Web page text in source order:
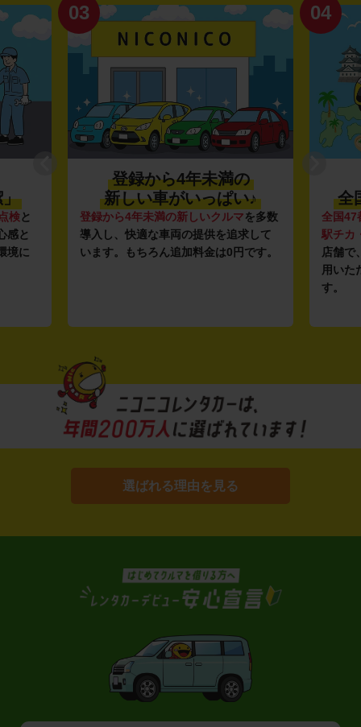
」
検と
感と
境に
03
登録から4年未満の
新しい車がいっぱい♪
登録から4年未満の新しいクルマを多数
導入し、快適な車両の提供を追求して
います。もちろん追加料金は0円です。
04
全
全国47
駅チカ
店舗で
用いた
す。
選ばれる理由を見る